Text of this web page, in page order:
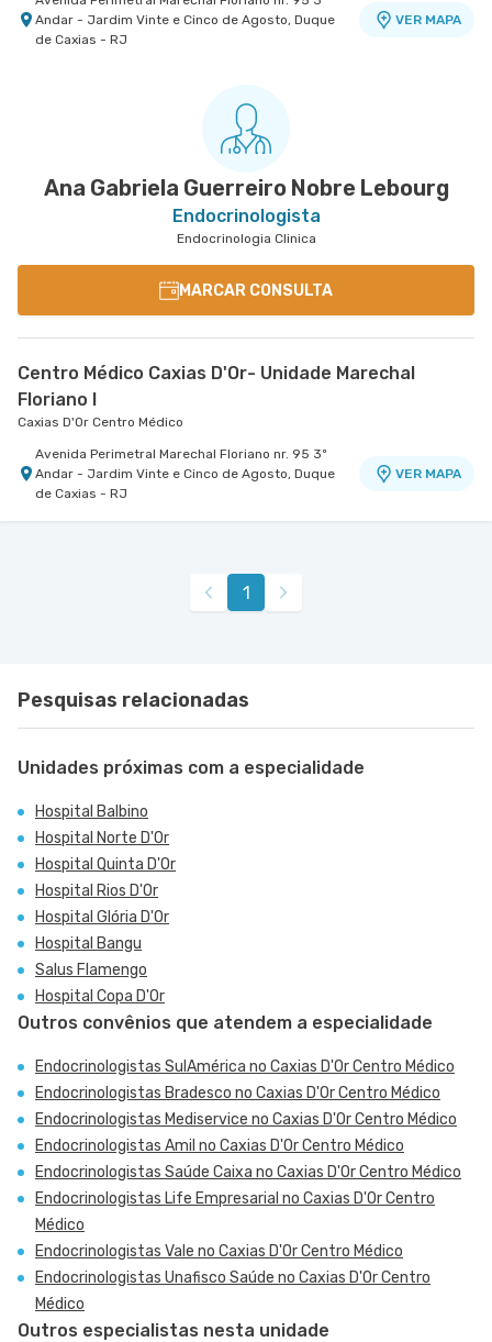
Andar - Jardim Vinte e Cinco de Agosto, Duque
de Caxias - RJ
VER MAPA
Ana Gabriela Guerreiro Nobre Lebourg
Endocrinologista
Endocrinologia Clinica
MARCAR CONSULTA
Centro Médico Caxias D'Or- Unidade Marechal
Floriano I
Caxias D'Or Centro Médico
Avenida Perimetral Marechal Floriano nr. 95 3º
Andar - Jardim Vinte e Cinco de Agosto, Duque
de Caxias - RJ
VER MAPA
1
Pesquisas relacionadas
Unidades próximas com a especialidade
Hospital Balbino
Hospital Norte D'Or
Hospital Quinta D'Or
Hospital Rios D'Or
Hospital Glória D'Or
Hospital Bangu
Salus Flamengo
Hospital Copa D'Or
Outros convênios que atendem a especialidade
Endocrinologistas SulAmérica no Caxias D'Or Centro Médico
Endocrinologistas Bradesco no Caxias D'Or Centro Médico
Endocrinologistas Mediservice no Caxias D'Or Centro Médico
Endocrinologistas Amil no Caxias D'Or Centro Médico
Endocrinologistas Saúde Caixa no Caxias D'Or Centro Médico
Endocrinologistas Life Empresarial no Caxias D'Or Centro
Médico
Endocrinologistas Vale no Caxias D'Or Centro Médico
Endocrinologistas Unafisco Saúde no Caxias D'Or Centro
Médico
Outros especialistas nesta unidade